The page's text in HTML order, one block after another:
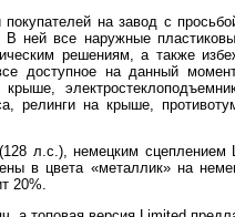
на завод с
ней все наружные
решениям, а также
доступное на данный
релинги на крыше,
л.с.), немецким сцеплением
в цвета «металлик» на
20%.